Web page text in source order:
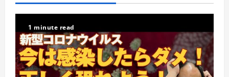
1 minute read